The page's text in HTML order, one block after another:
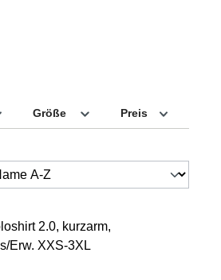
Größe Preis